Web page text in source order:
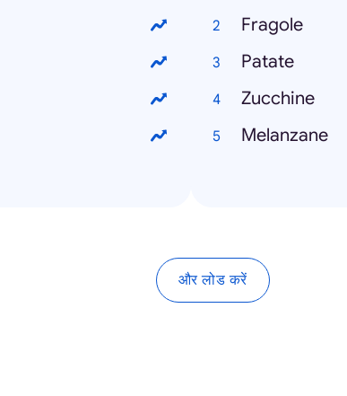
Fragole
Patate
Zucchine
Melanzane
और लोड करें